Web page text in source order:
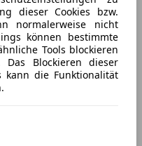
dieser Cookies bzw.
normalerweise nicht
können bestimmte
Tools blockieren
Blockieren dieser
kann die Funktionalität